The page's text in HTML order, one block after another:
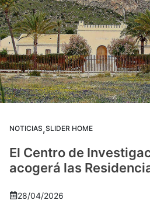
NOTICIAS,SLIDER HOME
El Centro de
acogerá las
28/04/2026